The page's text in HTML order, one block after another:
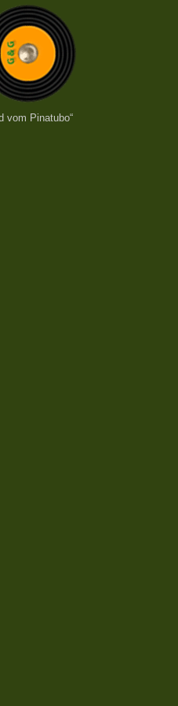
vom Pinatubo“